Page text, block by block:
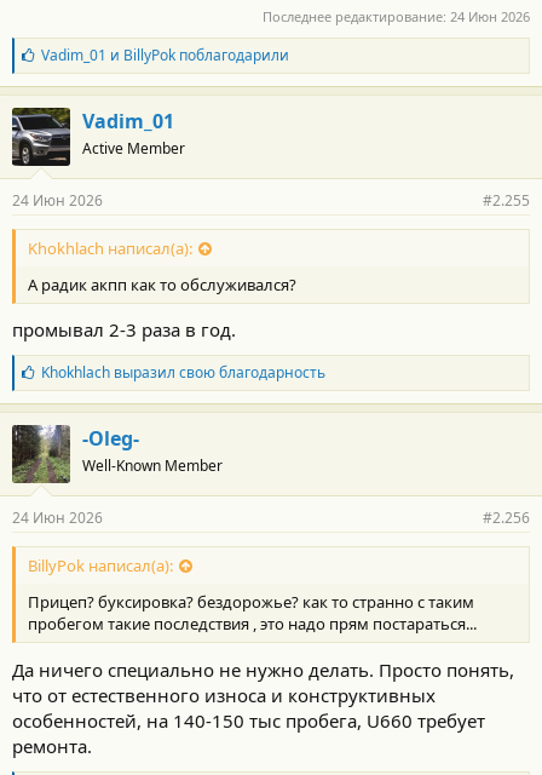
Последнее редактирование: 24 Июн 2026
Б
л
а
г
о
д
а
н
о
с
и
:
Vadim_01 и BillyPokпоблагодарили
Vadim_01
Active Member
24 Июн 2026 #2.255
Khokhlach написал(а):
А радик акпп как то обслуживался?
промывал 2-3 раза в год.
Б
л
а
г
о
д
а
н
о
с
и
:
Khokhlachвыразил свою благодарность
-Oleg-
Well-Known Member
24 Июн 2026 #2.256
BillyPok написал(а):
Прицеп? буксировка? бездорожье? как то странно с таким
пробегом такие последствия , это надо прям постараться...
Да ничего специально не нужно делать. Просто понять,
что от естественного износа и конструктивных
особенностей, на 140-150 тыс пробега, U660 требует
ремонта.